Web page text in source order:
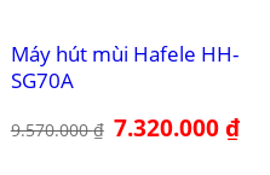
Máy hút mùi Hafele HH-
SG70A
9.570.000₫ Giá
gốc
7.320.000₫Giá